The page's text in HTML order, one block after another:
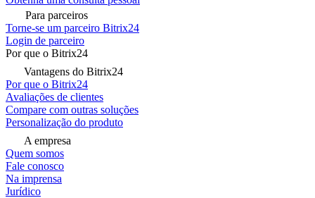
Para parceiros
Torne-se um parceiro Bitrix24
Login de parceiro
Por que o Bitrix24
Vantagens do Bitrix24
Por que o Bitrix24
Avaliações de clientes
Compare com outras soluções
Personalização do produto
A empresa
Quem somos
Fale conosco
Na imprensa
Jurídico